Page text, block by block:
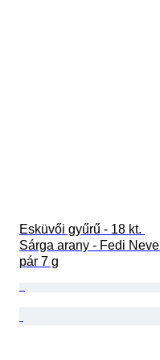
Esküvői gyűrű - 18 kt.
Sárga arany - Fedi Neve
pár 7 g